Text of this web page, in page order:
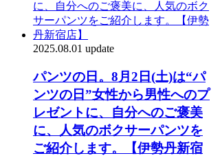
2025.08.01 update
パンツの日。8月2日(土)は“パ
ンツの日”女性から男性へのプ
レゼントに、自分へのご褒美
に、人気のボクサーパンツを
ご紹介します。【伊勢丹新宿